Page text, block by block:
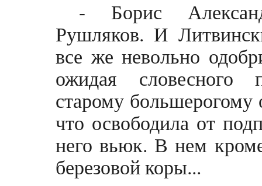
- Борис
Рушляков. И
все же невольно
ожидая словесного
старому
что освободила от
него вьюк. В нем
березовой коры...